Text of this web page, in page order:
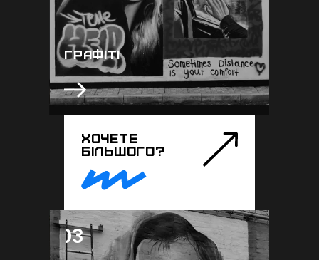
ГРАФІТІ
інтер'єр, за рахунок малюнків вуличної
культури які є головним атрибутом
сучасного мистецтва
03 03
ХОЧЕТЕ
БІЛЬШОГО?